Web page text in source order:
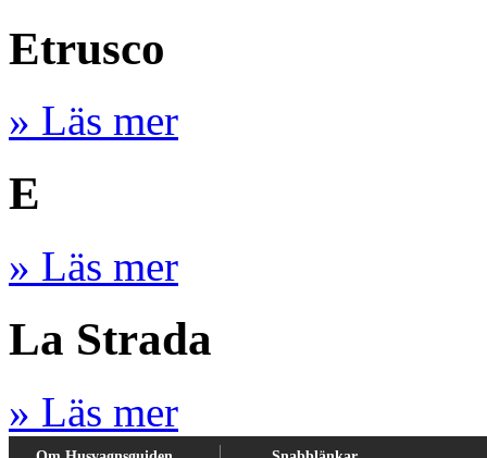
Etrusco
» Läs mer
E
» Läs mer
La Strada
» Läs mer